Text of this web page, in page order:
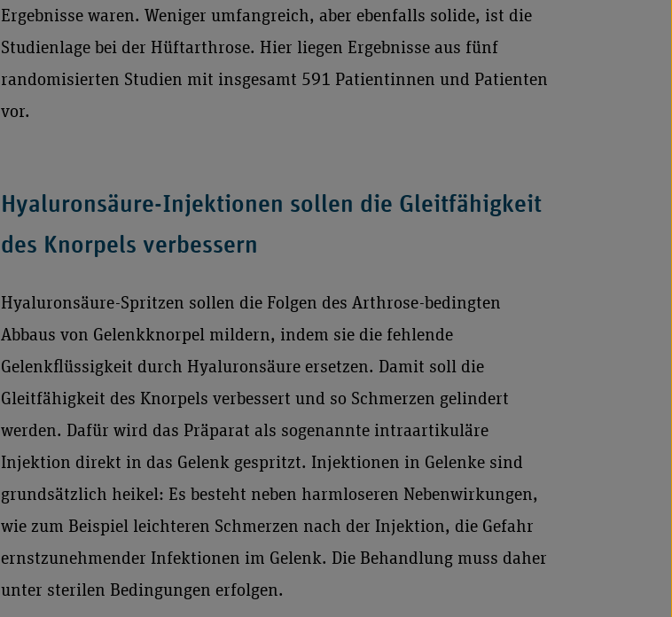
Ergebnisse waren. Weniger umfangreich, aber ebenfalls solide, ist die
Studienlage bei der Hüftarthrose. Hier liegen Ergebnisse aus fünf
randomisierten Studien mit insgesamt 591 Patientinnen und Patienten
vor.
Hyaluronsäure-Injektionen sollen die Gleitfähigkeit
des Knorpels verbessern
Hyaluronsäure-Spritzen sollen die Folgen des Arthrose-bedingten
Abbaus von Gelenkknorpel mildern, indem sie die fehlende
Gelenkflüssigkeit durch Hyaluronsäure ersetzen. Damit soll die
Gleitfähigkeit des Knorpels verbessert und so Schmerzen gelindert
werden. Dafür wird das Präparat als sogenannte intraartikuläre
Injektion direkt in das Gelenk gespritzt. Injektionen in Gelenke sind
grundsätzlich heikel: Es besteht neben harmloseren Nebenwirkungen,
wie zum Beispiel leichteren Schmerzen nach der Injektion, die Gefahr
ernstzunehmender Infektionen im Gelenk. Die Behandlung muss daher
unter sterilen Bedingungen erfolgen.